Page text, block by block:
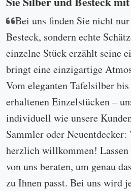
Bei uns finden Sie nicht
Besteck, sondern echte
einzelne Stück erzählt seine
bringt eine einzigartige
Vom eleganten Tafelsilber
erhaltenen Einzelstücken –
individuell wie unsere
Sammler oder
herzlich willkommen!
von uns beraten, um genau
zu Ihnen passt. Bei uns wird